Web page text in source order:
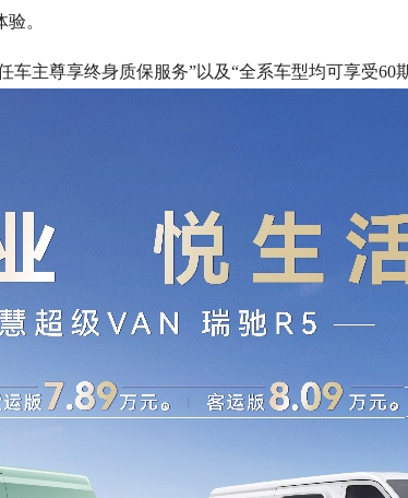
。
车主尊享终身质保服务”以及“全系车型均可享受60